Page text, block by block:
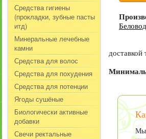
Средства гигиены
(прокладки, зубные пасты
итд)
Минеральные лечебные
камни
Средства для волос
Средства для похудения
Средства для потенции
Ягоды сушёные
Биологически активные
добавки
Свечи ректальные
Мы